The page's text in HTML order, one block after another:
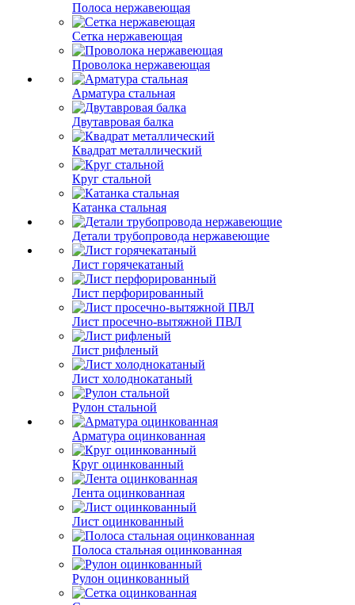
Полоса нержавеющая
Сетка нержавеющая
Проволока нержавеющая
Арматура стальная
Двутавровая балка
Квадрат металлический
Круг стальной
Катанка стальная
Детали трубопровода нержавеющие
Лист горячекатаный
Лист перфорированный
Лист просечно-вытяжной ПВЛ
Лист рифленый
Лист холоднокатаный
Рулон стальной
Арматура оцинкованная
Круг оцинкованный
Лента оцинкованная
Лист оцинкованный
Полоса стальная оцинкованная
Рулон оцинкованный